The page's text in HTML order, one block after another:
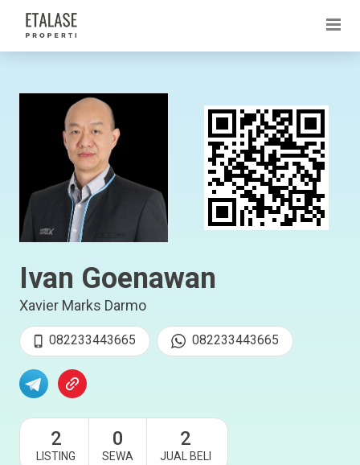
Ivan Goenawan
Xavier Marks Darmo
082233443665 082233443665
2
LISTING
0
SEWA
2
JUAL BELI